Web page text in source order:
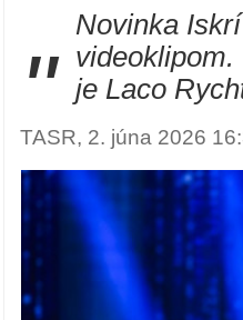
"
Novinka
je Laco
TASR, 2. júna 2026